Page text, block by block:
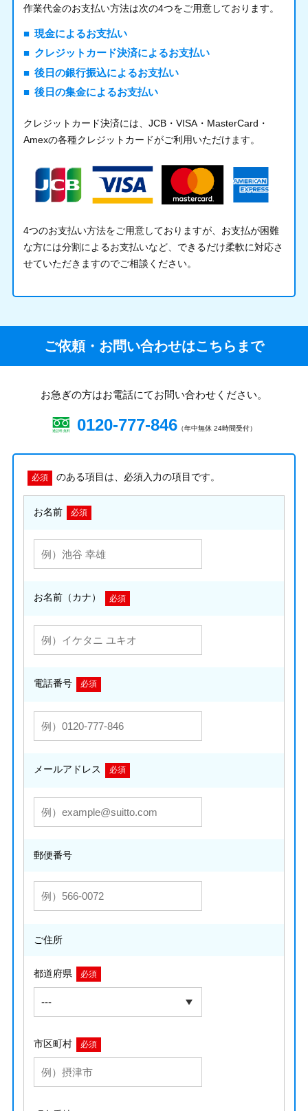
作業代金のお支払い方法は次の4つをご用意しております。
現金によるお支払い
クレジットカード決済によるお支払い
後日の銀行振込によるお支払い
後日の集金によるお支払い
クレジットカード決済には、JCB・VISA・MasterCard・
Amexの各種クレジットカードがご利用いただけます。
4つのお支払い方法をご用意しておりますが、お支払が困難
な方には分割によるお支払いなど、できるだけ柔軟に対応さ
せていただきますのでご相談ください。
ご依頼・お問い合わせはこちらまで
お急ぎの方はお電話にてお問い合わせください。
0120-777-846（年中無休 24時間受付）
必須 のある項目は、必須入力の項目です。
お名前 必須
お名前（カナ） 必須
電話番号 必須
メールアドレス 必須
郵便番号
ご住所
都道府県 必須
市区町村 必須